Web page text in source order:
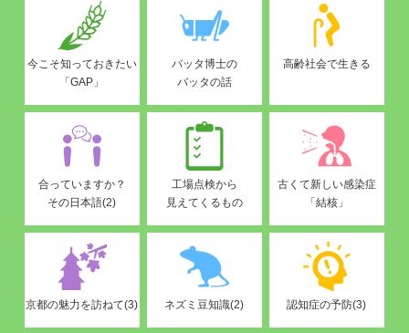
今こそ知っておきたい
「GAP」
バッタ博士の
バッタの話
高齢社会で生きる
合っていますか？
その日本語(2)
工場点検から
見えてくるもの
古くて新しい感染症
「結核」
京都の魅力を訪ねて(3) ネズミ豆知識(2) 認知症の予防(3)